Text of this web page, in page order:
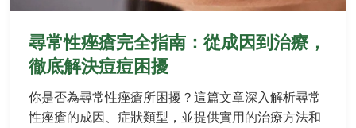
尋常性痤瘡完全指南：從成因到治療，
徹底解決痘痘困擾
你是否為尋常性痤瘡所困擾？這篇文章深入解析尋常
性痤瘡的成因、症狀類型，並提供實用的治療方法和